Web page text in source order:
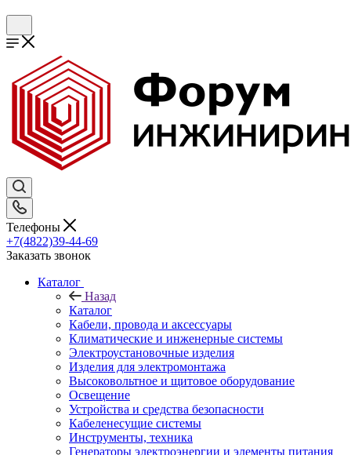
Телефоны
+7(4822)39-44-69
Заказать звонок
Каталог
Назад
Каталог
Кабели, провода и аксессуары
Климатические и инженерные системы
Электроустановочные изделия
Изделия для электромонтажа
Высоковольтное и щитовое оборудование
Освещение
Устройства и средства безопасности
Кабеленесущие системы
Инструменты, техника
Генераторы электроэнергии и элементы питания